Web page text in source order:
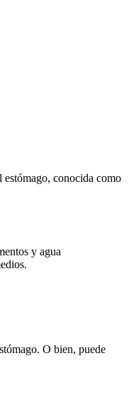
conocida como
y agua
O bien, puede